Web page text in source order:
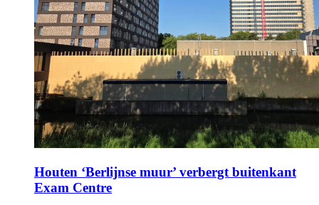
Houten ‘Berlijnse muur’ verbergt buitenkant
Exam Centre